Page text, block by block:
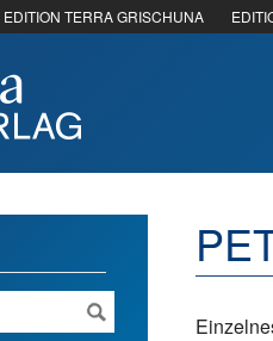
EDITION TERRA GRISCHUNA